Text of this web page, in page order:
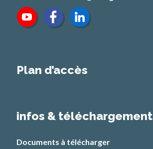
Plan d’accès
infos & téléchargement
Documents à télécharger